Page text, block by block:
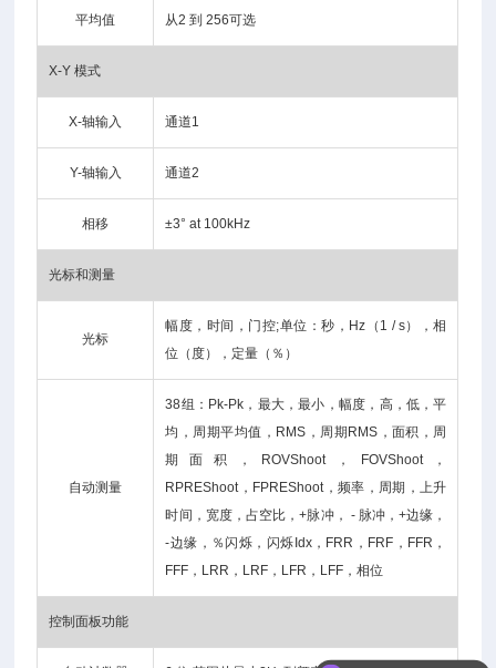
平均值 从2 到 256可选
X-Y 模式
X-轴输入 通道1
Y-轴输入 通道2
相移 ±3° at 100kHz
光标和测量
光标
幅度，时间，门控;单位：秒，Hz（1 / s），相
位（度），定量（％）
自动测量
38组：Pk-Pk，最大，最小，幅度，高，低，平
均，周期平均值，RMS，周期RMS，面积，周
期面积，ROVShoot，FOVShoot，
RPREShoot，FPREShoot，频率，周期，上升
时间，宽度，占空比，+脉冲， - 脉冲，+边缘，
-边缘，％闪烁，闪烁Idx，FRR，FRF，FFR，
FFF，LRR，LRF，LFR，LFF，相位
控制面板功能